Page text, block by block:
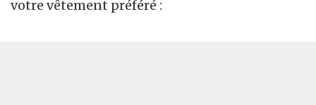
votre vêtement préféré :